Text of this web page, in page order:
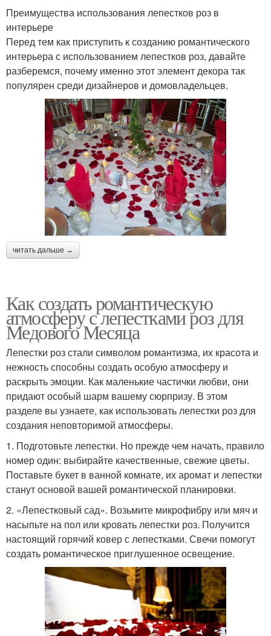
Преимущества использования лепестков роз в
интерьере
Перед тем как приступить к созданию романтического
интерьера с использованием лепестков роз, давайте
разберемся, почему именно этот элемент декора так
популярен среди дизайнеров и домовладельцев.
читать дальше →
Как создать романтическую
атмосферу с лепестками роз для
Медового Месяца
Лепестки роз стали символом романтизма, их красота и
нежность способны создать особую атмосферу и
раскрыть эмоции. Как маленькие частички любви, они
придают особый шарм вашему сюрпризу. В этом
разделе вы узнаете, как использовать лепестки роз для
создания неповторимой атмосферы.
1. Подготовьте лепестки. Но прежде чем начать, правило
номер один: выбирайте качественные, свежие цветы.
Поставьте букет в ванной комнате, их аромат и лепестки
станут основой вашей романтической планировки.
2. «Лепестковый сад». Возьмите микрофибру или мяч и
насыпьте на пол или кровать лепестки роз. Получится
настоящий горячий ковер с лепестками. Свечи помогут
создать романтическое приглушенное освещение.